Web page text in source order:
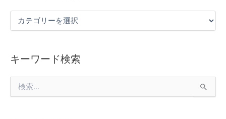
キーワード検索
索